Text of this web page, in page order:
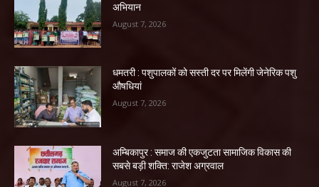
अभियान
August 7, 2026
धमतरी : पशुपालकों को सस्ती दर पर मिलेंगी जेनेरिक पशु
औषधियां
August 7, 2026
अम्बिकापुर : समाज की एकजुटता सामाजिक विकास की
सबसे बड़ी शक्ति: राजेश अग्रवाल
August 7, 2026